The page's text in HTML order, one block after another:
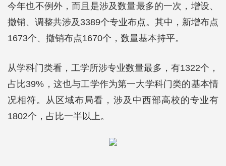
今年也不例外，而且是涉及数量最多的一次，增设、
撤销、调整共涉及3389个专业布点。其中，新增布点
1673个、撤销布点1670个，数量基本持平。
从学科门类看，工学所涉专业数量最多，有1322个，
占比39%，这也与工学作为第一大学科门类的基本情
况相符。从区域布局看，涉及中西部高校的专业有
1802个，占比一半以上。